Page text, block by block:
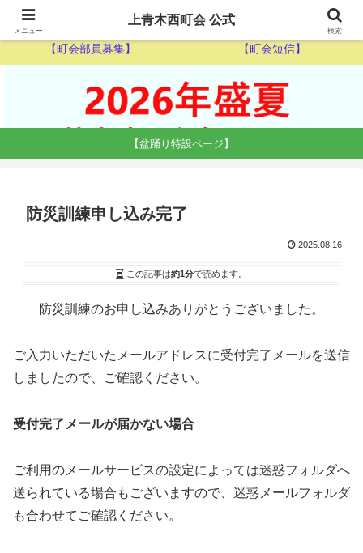
【ゴミ収集カレンダー】 【休日当番医】
【町会部員募集】 【町会短信】
【盆踊り特設ページ】
防災訓練申し込み完了
2025.08.16
この記事は約1分で読めます。
防災訓練のお申し込みありがとうございました。
ご入力いただいたメールアドレスに受付完了メールを送信
しましたので、ご確認ください。
受付完了メールが届かない場合
ご利用のメールサービスの設定によっては迷惑フォルダへ
送られている場合もございますので、迷惑メールフォルダ
も合わせてご確認ください。
メニュー
上青木西町会 公式
検索